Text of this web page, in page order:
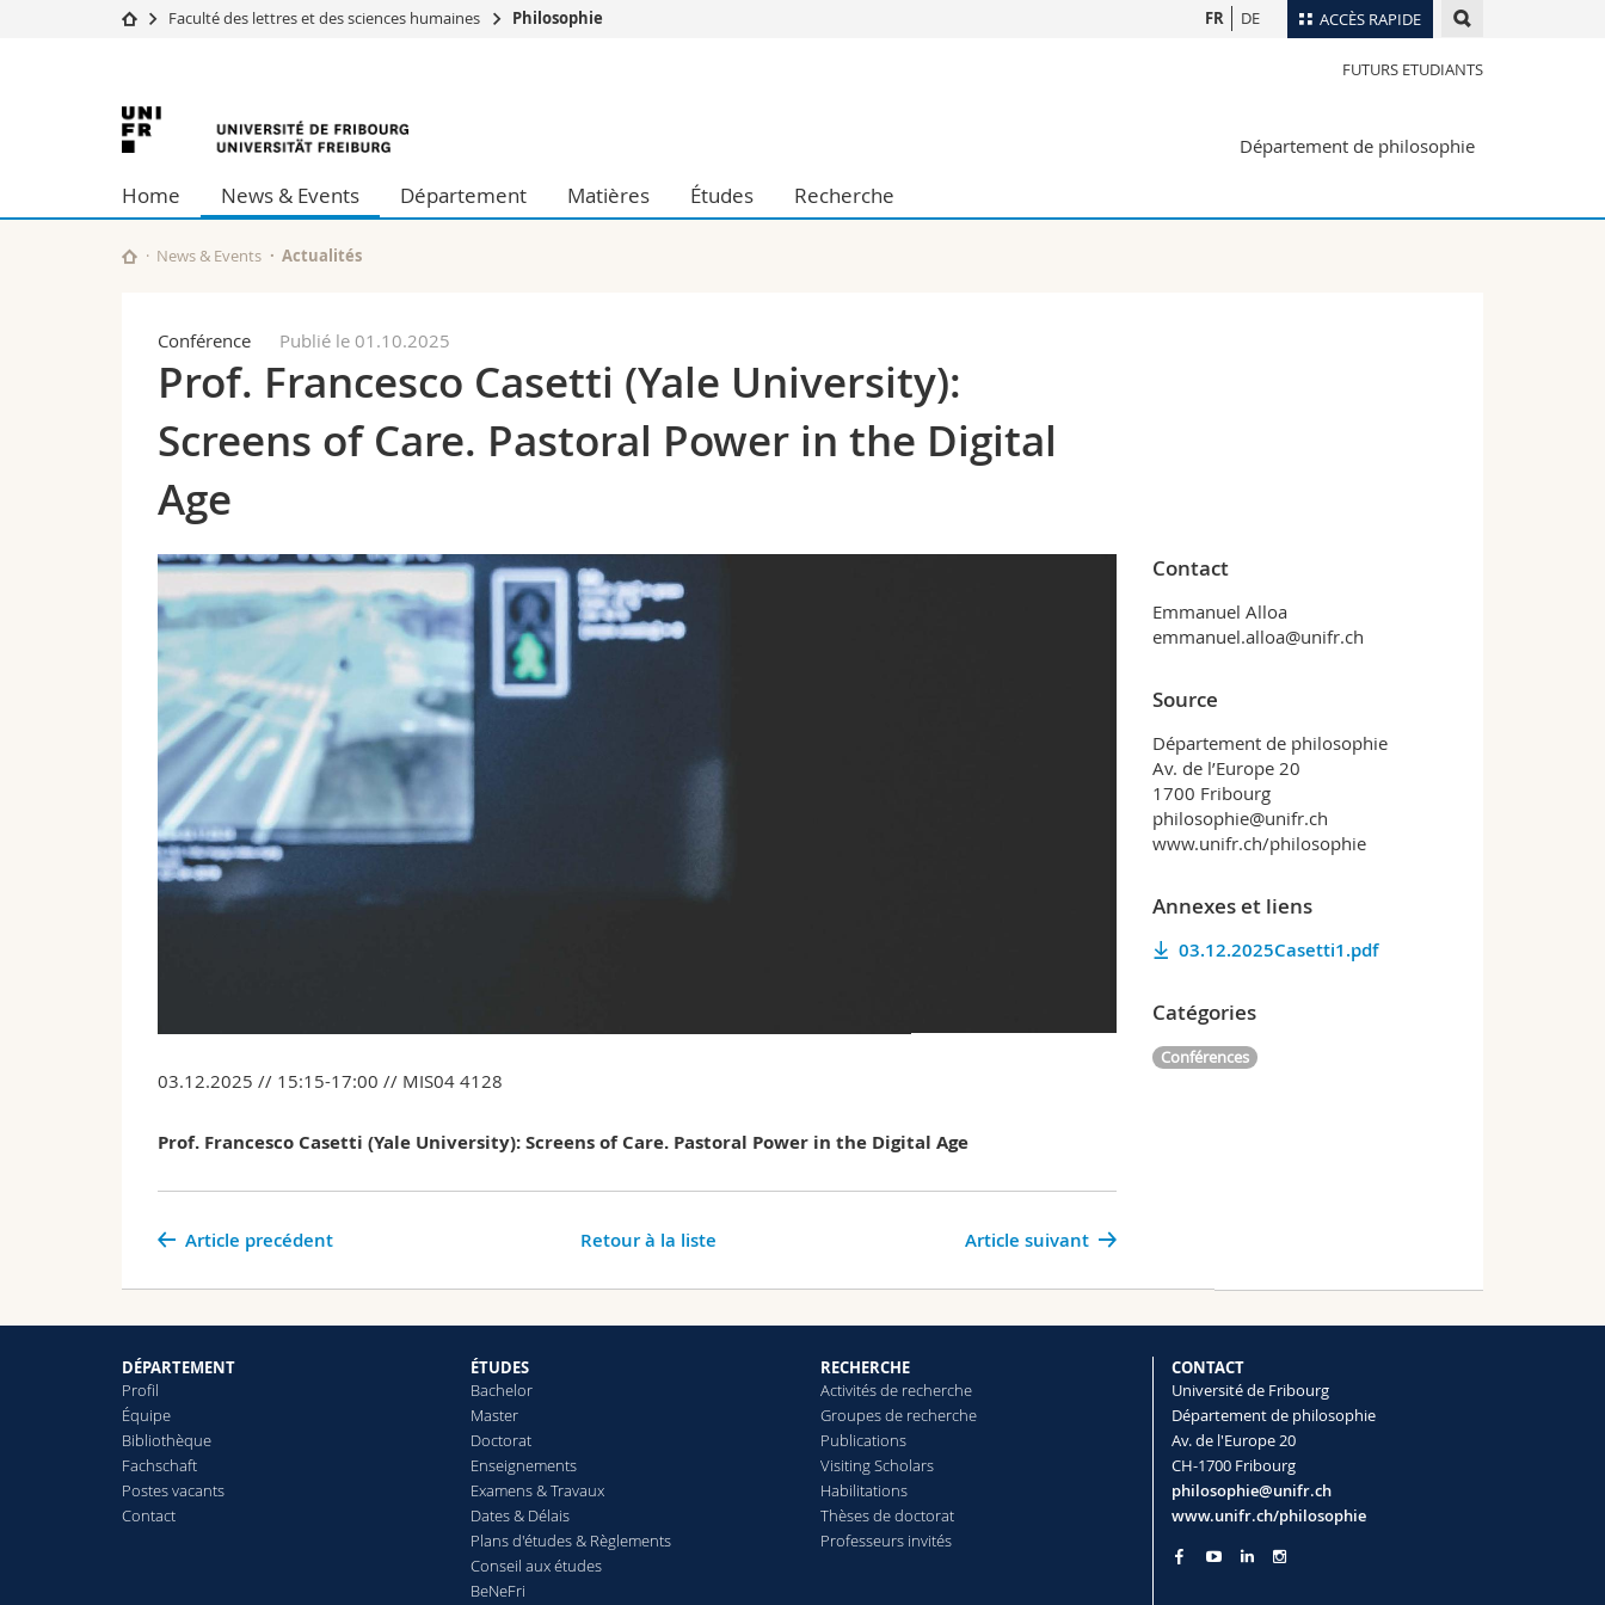
ACCÈS RAPIDE
Etudes
Campus
Université
Formation continue
Lettres et sciences humaines
Sciences de l'éducation et de la formation
Collaborateurs
Bibliothèques
Programme des cours
FR DE
Faculté des lettres et des sciences humaines Philosophie
FUTURS ETUDIANTS
Université
de
Fribourg
Département de philosophie
Home News & Events Département Matières Études Recherche
News & Events Actualités
Conférence Publié le 01.10.2025
Prof. Francesco Casetti (Yale University):
Screens of Care. Pastoral Power in the Digital
Age
03.12.2025 // 15:15-17:00 // MIS04 4128
Prof. Francesco Casetti (Yale University): Screens of Care. Pastoral Power in the Digital Age
Article suivant
Article precédent Retour à la liste
Contact
Emmanuel Alloa
emmanuel.alloa@unifr.ch
Source
Département de philosophie
Av. de l’Europe 20
1700 Fribourg
philosophie@unifr.ch
www.unifr.ch/philosophie
Annexes et liens
03.12.2025Casetti1.pdf
Catégories
Conférences
DÉPARTEMENT
Profil
Équipe
Bibliothèque
Fachschaft
Postes vacants
Contact
ÉTUDES
Bachelor
Master
Doctorat
Enseignements
Examens & Travaux
Dates & Délais
Plans d'études & Règlements
Conseil aux études
BeNeFri
RECHERCHE
Activités de recherche
Groupes de recherche
Publications
Visiting Scholars
Habilitations
Thèses de doctorat
Professeurs invités
CONTACT
Université de Fribourg
Département de philosophie
Av. de l'Europe 20
CH-1700 Fribourg
philosophie@unifr.ch
www.unifr.ch/philosophie